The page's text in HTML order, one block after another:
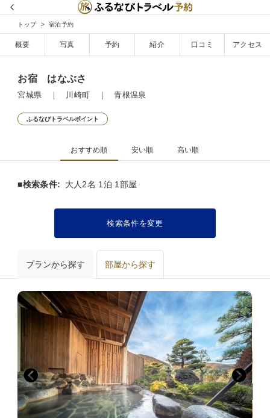
トップ 宿泊予約
概要 写真 予約 紹介 口コミ アクセス
お宿 はなぶさ
宮城県 ｜ 川崎町 ｜ 青根温泉
ふるなびトラベルポイント
おすすめ順 安い順 高い順
■検索条件: 大人2名 1泊 1部屋
検索条件を変更
プランから探す 部屋から探す